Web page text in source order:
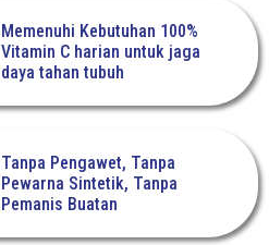
Memenuhi Kebutuhan 100%
Vitamin C harian untuk jaga
daya tahan tubuh
Tanpa Pengawet, Tanpa
Pewarna Sintetik, Tanpa
Pemanis Buatan